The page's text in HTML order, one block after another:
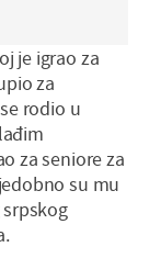
je igrao za
za
rodio u
za seniore za
su mu